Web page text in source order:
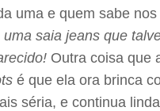
uma e quem sabe
saia jeans que
Outra coisa que
é que ela ora brinca
séria, e continua